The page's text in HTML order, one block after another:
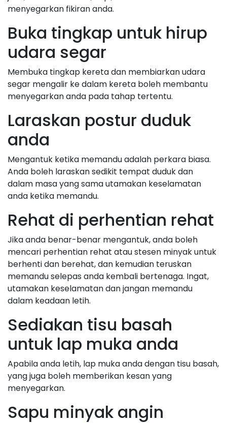
menyegarkan fikiran anda.
Buka tingkap untuk hirup
udara segar
Membuka tingkap kereta dan membiarkan udara
segar mengalir ke dalam kereta boleh membantu
menyegarkan anda pada tahap tertentu.
Laraskan postur duduk
anda
Mengantuk ketika memandu adalah perkara biasa.
Anda boleh laraskan sedikit tempat duduk dan
dalam masa yang sama utamakan keselamatan
anda ketika memandu.
Rehat di perhentian rehat
Jika anda benar-benar mengantuk, anda boleh
mencari perhentian rehat atau stesen minyak untuk
berhenti dan berehat, dan kemudian teruskan
memandu selepas anda kembali bertenaga. Ingat,
utamakan keselamatan dan jangan memandu
dalam keadaan letih.
Sediakan tisu basah
untuk lap muka anda
Apabila anda letih, lap muka anda dengan tisu basah,
yang juga boleh memberikan kesan yang
menyegarkan.
Sapu minyak angin